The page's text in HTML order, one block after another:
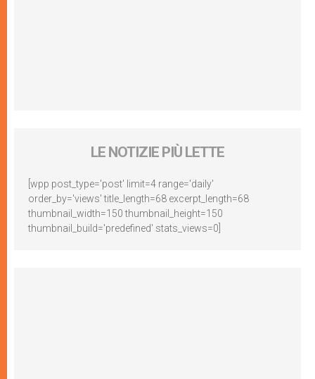
LE NOTIZIE PIÙ LETTE
[wpp post_type='post' limit=4 range='daily'
order_by='views' title_length=68 excerpt_length=68
thumbnail_width=150 thumbnail_height=150
thumbnail_build='predefined' stats_views=0]